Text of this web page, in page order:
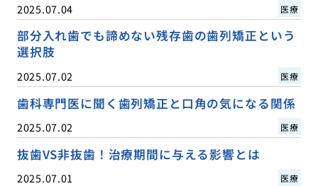
2025.07.04 医療
部分入れ歯でも諦めない残存歯の歯列矯正という
選択肢
2025.07.02 医療
歯科専門医に聞く歯列矯正と口角の気になる関係
2025.07.02 医療
抜歯VS非抜歯！治療期間に与える影響とは
2025.07.01 医療